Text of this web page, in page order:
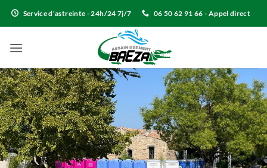
Passer
Service d'astreinte - 24h/24 7j/7 06 50 62 91 66 - Appel direct